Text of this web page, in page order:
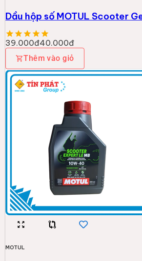
Dầu hộp số MOTUL Scooter
39.000đ40.000đ
Thêm vào giỏ
MOTUL